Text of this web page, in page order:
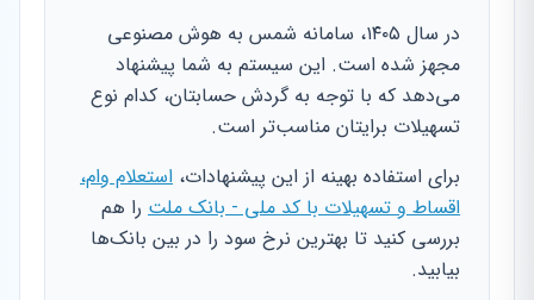
در سال ۱۴۰۵، سامانه شمس به هوش مصنوعی
مجهز شده است. این سیستم به شما پیشنهاد
می‌دهد که با توجه به گردش حسابتان، کدام نوع
تسهیلات برایتان مناسب‌تر است.
برای استفاده بهینه از این پیشنهادات، استعلام وام،
اقساط و تسهیلات با کد ملی - بانک ملت را هم
بررسی کنید تا بهترین نرخ سود را در بین بانک‌ها
بیابید.